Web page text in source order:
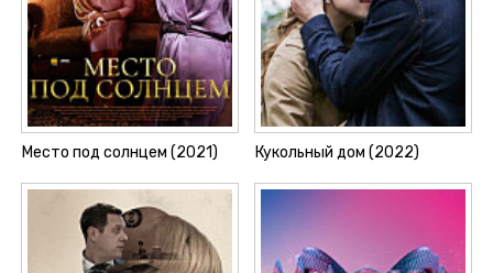
Место под солнцем (2021) Кукольный дом (2022)